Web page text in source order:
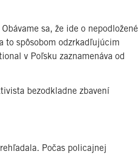
sa, že ide o nepodložené
to spôsobom odzrkadľujúcim
v Poľsku zaznamenáva od
bezodkladne zbavení
Počas policajnej